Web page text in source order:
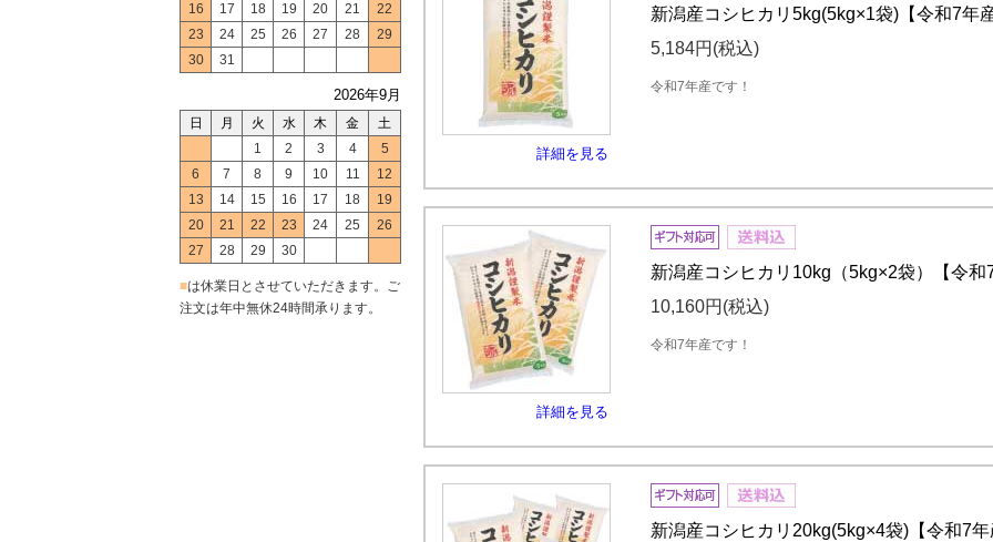
16
17 18 19 20 21
22
23
24 25 26 27 28
29
30
31
2026年9月
日 月 火 水 木 金
土
1
2 3 4
5
6
7 8 9 10 11
12
13
14 15 16 17 18
19
20
21 22 23 24 25
26
27
28 29 30
■は休業日とさせていただきます。ご
注文は年中無休24時間承ります。
詳細を見る
新潟産コシヒカリ5kg(5kg×1袋)【令和7年
5,184円 (税込)
令和7年産です！
詳細を見る
新潟産コシヒカリ10kg（5kg×2袋）【令和
10,160円 (税込)
令和7年産です！
新潟産コシヒカリ20kg(5kg×4袋)【令和7